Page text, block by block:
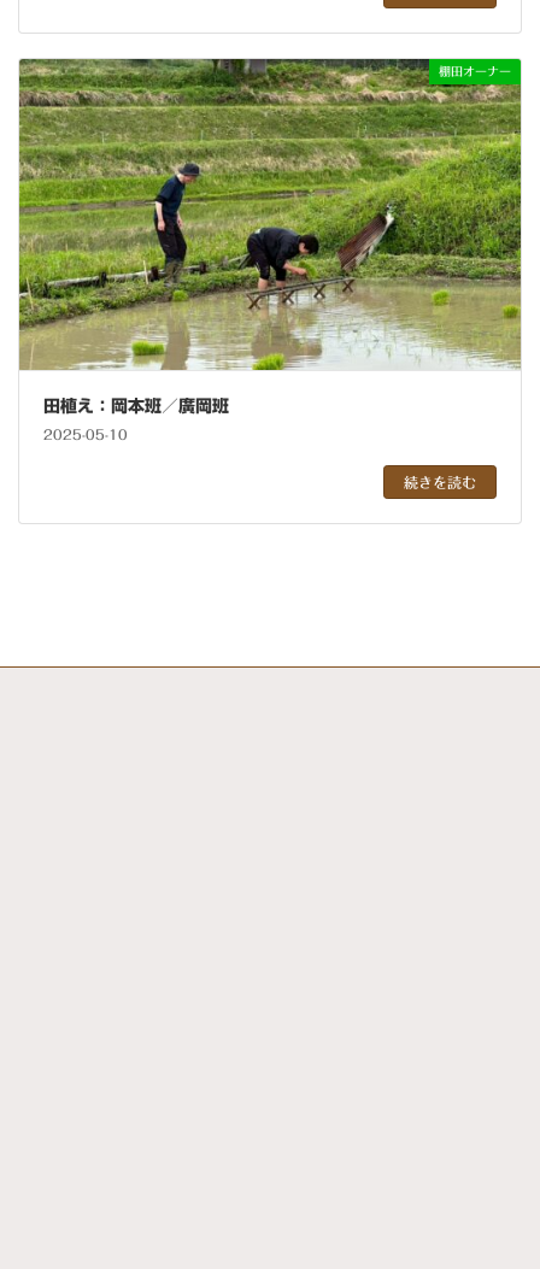
棚田オーナー
田植え：岡本班／廣岡班
2025-05-10
続きを読む